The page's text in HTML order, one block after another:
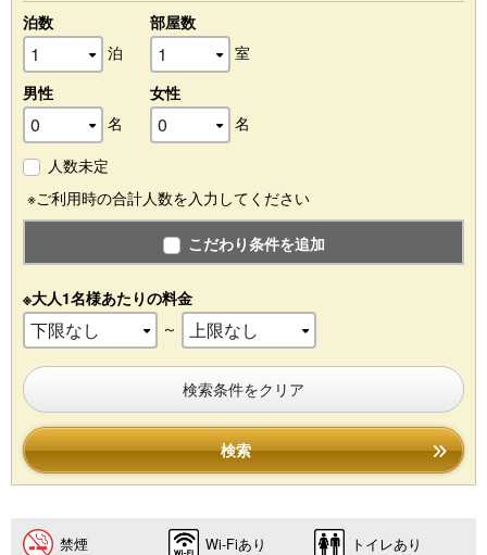
泊数
泊
部屋数
室
男性
名
女性
名
人数未定
※ご利用時の合計人数を入力してください
こだわり条件を追加
※大人1名様あたりの料金
～
検索条件をクリア
検索
禁煙 Wi-Fiあり トイレあり